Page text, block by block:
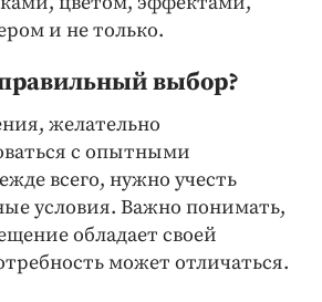
и не только.
выбор?
желательно
с опытными
всего, нужно учесть
условия. Важно понимать,
обладает своей
может отличаться.